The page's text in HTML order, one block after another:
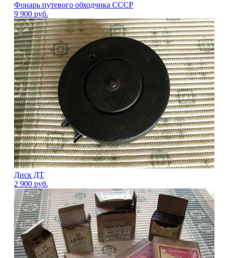
Фонарь путевого обходчика СССР
9 900 руб.
Диск ДТ
2 900 руб.